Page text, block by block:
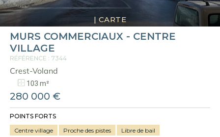
MURS COMMERCIAUX - CENTRE
VILLAGE
RÉFÉRENCE : 7344
Crest-Voland
| CARTE
103 m²
280 000 €
POINTS FORTS
Centre village
Proche des pistes Libre de bail